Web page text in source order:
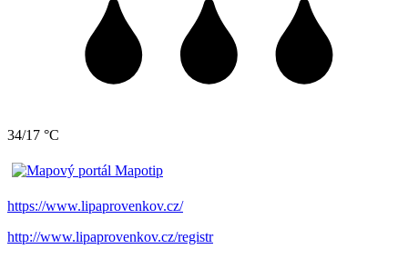
34/17 °C
https://www.lipaprovenkov.cz/
http://www.lipaprovenkov.cz/registr